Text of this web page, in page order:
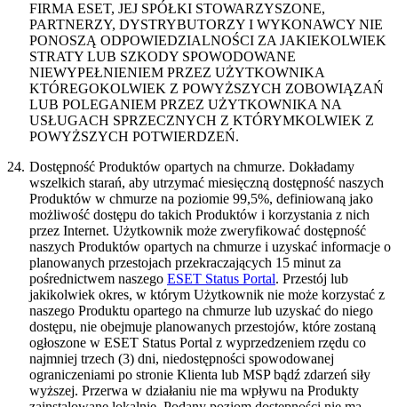
FIRMA ESET, JEJ SPÓŁKI STOWARZYSZONE,
PARTNERZY, DYSTRYBUTORZY I WYKONAWCY NIE
PONOSZĄ ODPOWIEDZIALNOŚCI ZA JAKIEKOLWIEK
STRATY LUB SZKODY SPOWODOWANE
NIEWYPEŁNIENIEM PRZEZ UŻYTKOWNIKA
KTÓREGOKOLWIEK Z POWYŻSZYCH ZOBOWIĄZAŃ
LUB POLEGANIEM PRZEZ UŻYTKOWNIKA NA
USŁUGACH SPRZECZNYCH Z KTÓRYMKOLWIEK Z
POWYŻSZYCH POTWIERDZEŃ.
24. Dostępność Produktów opartych na chmurze. Dokładamy
wszelkich starań, aby utrzymać miesięczną dostępność naszych
Produktów w chmurze na poziomie 99,5%, definiowaną jako
możliwość dostępu do takich Produktów i korzystania z nich
przez Internet. Użytkownik może zweryfikować dostępność
naszych Produktów opartych na chmurze i uzyskać informacje o
planowanych przestojach przekraczających 15 minut za
pośrednictwem naszego ESET Status Portal. Przestój lub
jakikolwiek okres, w którym Użytkownik nie może korzystać z
naszego Produktu opartego na chmurze lub uzyskać do niego
dostępu, nie obejmuje planowanych przestojów, które zostaną
ogłoszone w ESET Status Portal z wyprzedzeniem rzędu co
najmniej trzech (3) dni, niedostępności spowodowanej
ograniczeniami po stronie Klienta lub MSP bądź zdarzeń siły
wyższej. Przerwa w działaniu nie ma wpływu na Produkty